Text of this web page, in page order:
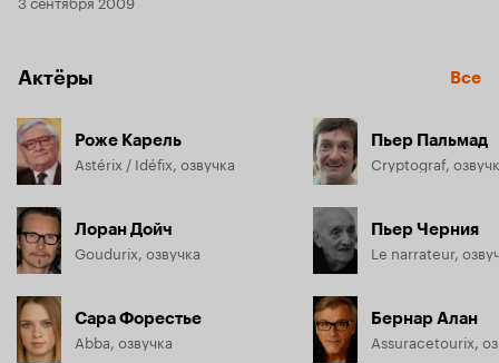
Актёры Все
Роже Карель
Astérix / Idéfix, озвучка
Лоран Дойч
Goudurix, озвучка
Сара Форестье
Abba, озвучка
Пьер Пальмад
Cryptograf,
Пьер Черния
Le narrateur,
Бернар Алан
Assuracetourix,